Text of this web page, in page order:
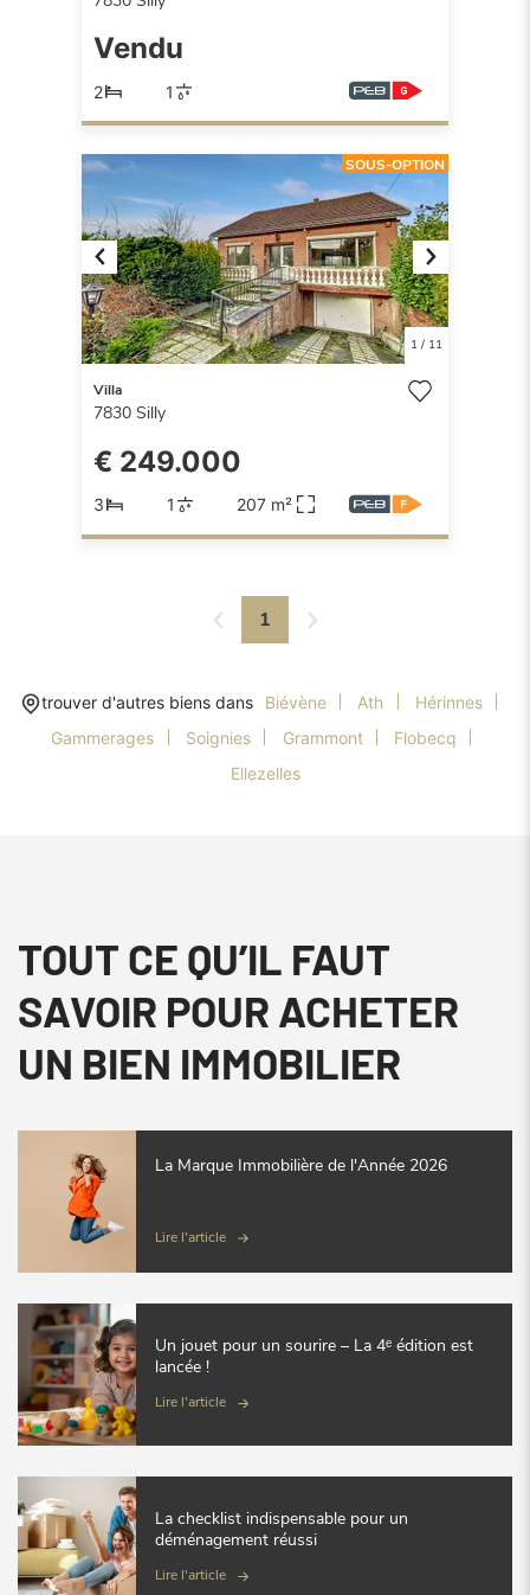
Vendu
2 1
Previous Next
1/ 11
SOUS-OPTION
Villa
7830 Silly
€ 249.000
3 1 207 m²
1
trouver d'autres biens dans Biévène Ath
Hérinnes
Gammerages
Soignies Grammont
Flobecq
Ellezelles
TOUT CE QU’IL FAUT
SAVOIR POUR ACHETER
UN BIEN IMMOBILIER
La Marque Immobilière de l'Année 2026
Lire l'article
Un jouet pour un sourire – La 4ᵉ édition est
lancée !
Lire l'article
La checklist indispensable pour un
déménagement réussi
Lire l'article